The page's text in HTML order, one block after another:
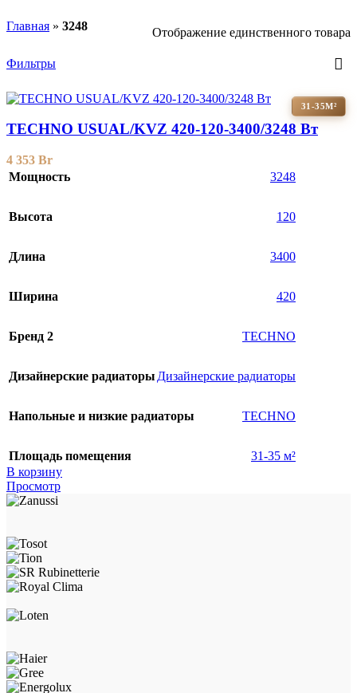
Главная » 3248 Отображение единственного товара
Фильтры
31-35М²
TECHNO USUAL/KVZ 420-120-3400/3248 Вт
4 353 Br
Мощность
3248
Высота 120
Длина 3400
Ширина 420
Бренд 2 TECHNO
Дизайнерские радиаторы Дизайнерские радиаторы
Напольные и низкие радиаторы TECHNO
Площадь помещения
31-35 м²
В корзину
Просмотр